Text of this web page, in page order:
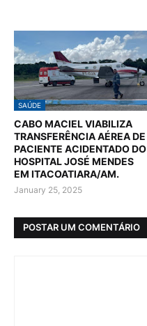
SAÚDE
CABO MACIEL VIABILIZA
TRANSFERÊNCIA AÉREA DE
PACIENTE ACIDENTADO DO
HOSPITAL JOSÉ MENDES
EM ITACOATIARA/AM.
January 25, 2025
POSTAR UM COMENTÁRIO